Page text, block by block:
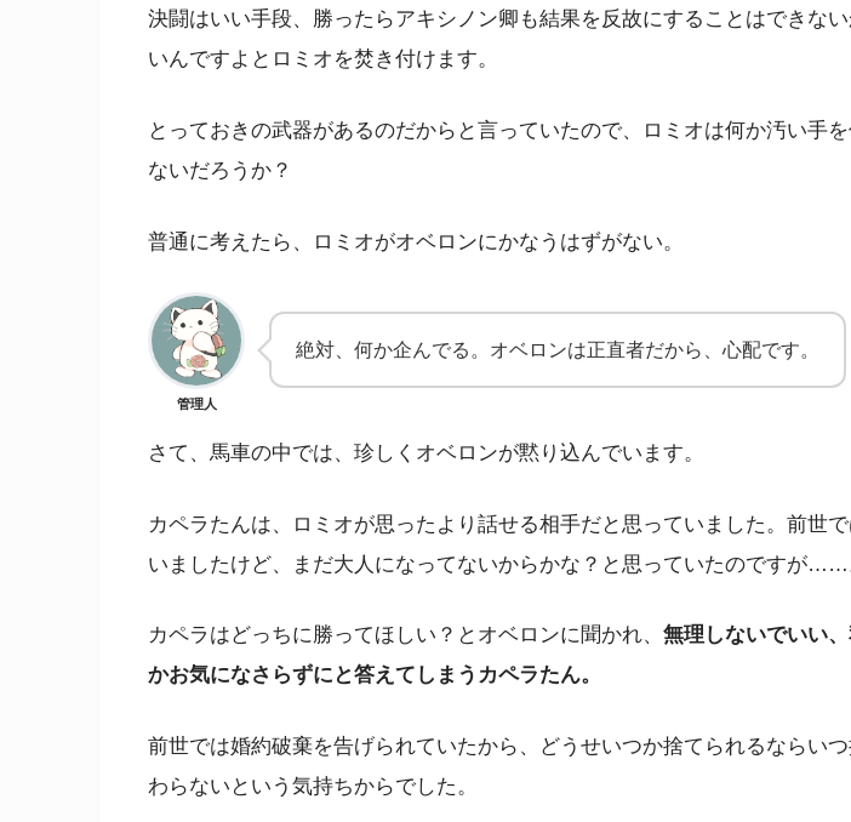
決闘はいい手段、勝ったらアキシノン卿も結果を反故にすることはできな
いんですよとロミオを焚き付けます。
とっておきの武器があるのだからと言っていたので、ロミオは何か汚い手
ないだろうか？
普通に考えたら、ロミオがオベロンにかなうはずがない。
管理人
絶対、何か企んでる。オベロンは正直者だから、心配です。
さて、馬車の中では、珍しくオベロンが黙り込んでいます。
カペラたんは、ロミオが思ったより話せる相手だと思っていました。前世
いましたけど、まだ大人になってないからかな？と思っていたのですが……
カペラはどっちに勝ってほしい？とオベロンに聞かれ、 無理しないでいい
かお気になさらずにと答えてしまうカペラたん。
前世では婚約破棄を告げられていたから、どうせいつか捨てられるならい
わらないという気持ちからでした。